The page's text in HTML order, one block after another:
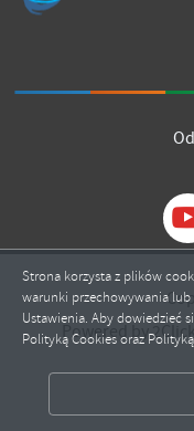
Powered by
Strona korzysta z plików
warunki przechowywania
Ustawienia. Aby dowiedzieć
Polityką Cookies oraz